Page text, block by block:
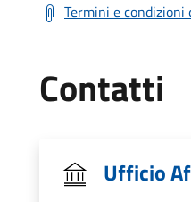
Termini e condizioni
Contatti
Ufficio